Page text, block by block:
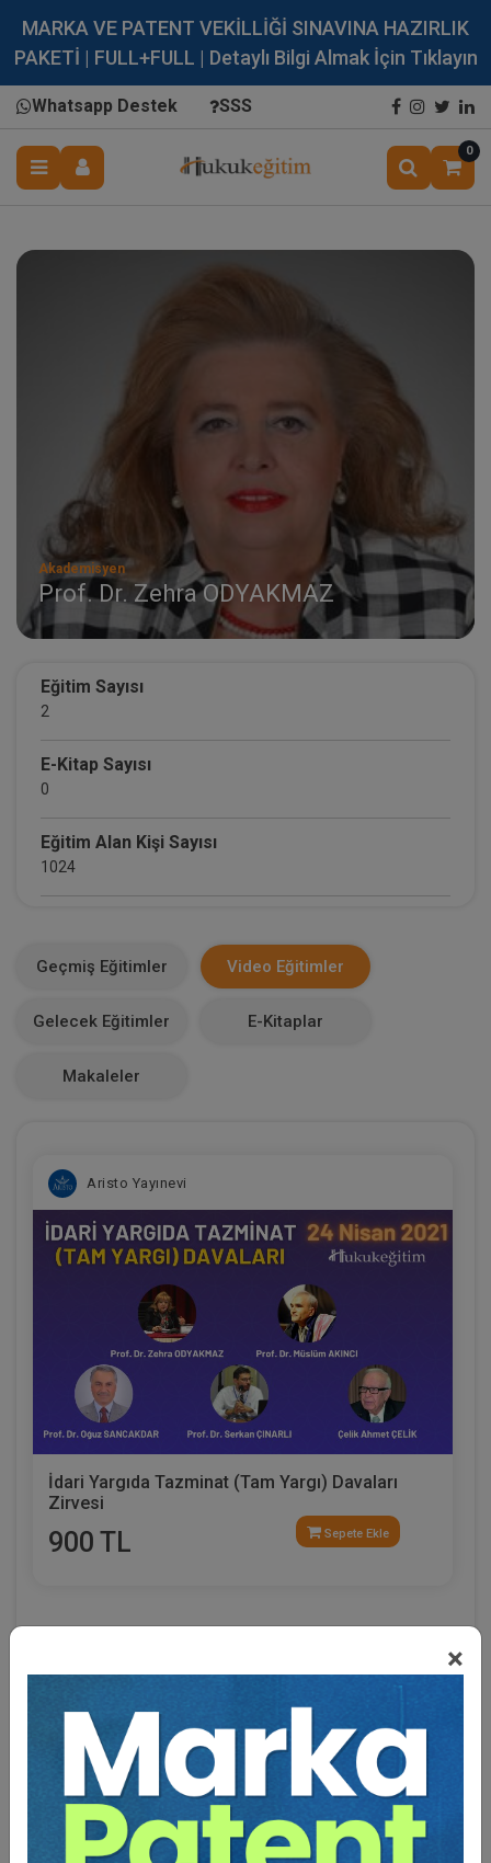
MARKA VE PATENT VEKİLLİĞİ SINAVINA HAZIRLIK
PAKETİ | FULL+FULL | Detaylı Bilgi Almak İçin Tıklayın
Whatsapp Destek SSS
0
×
Akademisyen
Prof. Dr. Zehra ODYAKMAZ
Eğitim Sayısı
2
E-Kitap Sayısı
0
Eğitim Alan Kişi Sayısı
1024
0
Geçmiş Eğitimler Video Eğitimler
Gelecek Eğitimler E-Kitaplar
Makaleler
Aristo Yayınevi
İdari Yargıda Tazminat (Tam Yargı) Davaları
Zirvesi
900 TL Sepete Ekle
Eğitmen Hakkında